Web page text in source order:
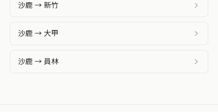
沙鹿 → 新竹
沙鹿 → 大甲
沙鹿 → 員林